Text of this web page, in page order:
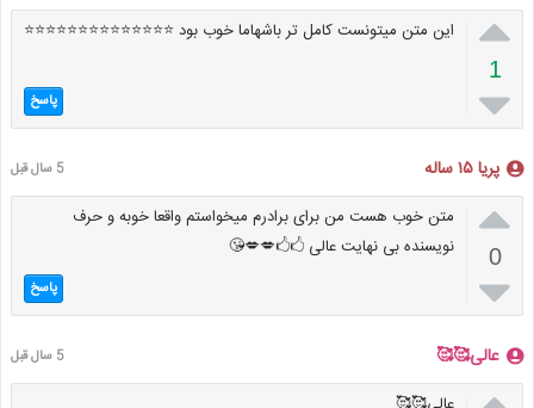

1

این متن میتونست کامل تر باشهاما خوب بود ⭐⭐⭐⭐⭐⭐⭐⭐⭐⭐⭐⭐⭐⭐
پاسخ
پریا ۱۵ ساله 5 سال قبل

0

متن خوب هست من برای برادرم میخواستم واقعا خوبه و حرف
نویسنده بی نهایت عالی 🖒🖒💋💋😘
پاسخ
عالی🥰🥰 5 سال قبل